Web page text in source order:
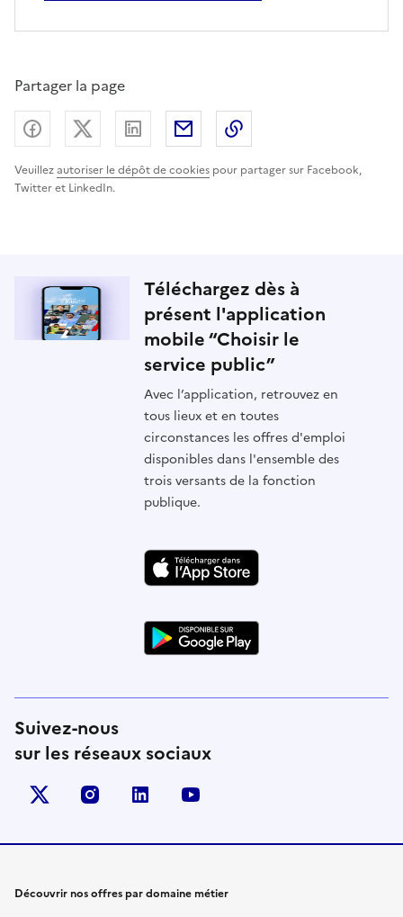
Partager la page
Veuillezautoriser le dépôt de cookies pour partager sur Facebook,
Twitter et LinkedIn.
Partager sur Facebook
Partager sur X (anciennement Twitter) -
Partager sur LinkedIn
Partager par email
Téléchargez dès à
présent l'application
mobile “Choisir le
service public”
Avec l’application, retrouvez en
tous lieux et en toutes
circonstances les offres d'emploi
disponibles dans l'ensemble des
trois versants de la fonction
publique.
Suivez-nous
sur les réseaux sociaux
X (anciennement Twitter)
instagramlinkedin
Découvrir nos offres par domaine métier